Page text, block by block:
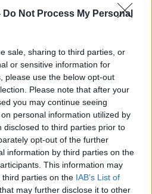
Do Not Process My Personal
sale, sharing to third parties, or
or sensitive information for
please use the below opt-out
Please note that after your
you may continue seeing
personal information utilized by
disclosed to third parties prior to
opt-out of the further
information by third parties on the
This information may
parties on the IAB’s List of
that may further disclose it to other
despiste na
e Ermida